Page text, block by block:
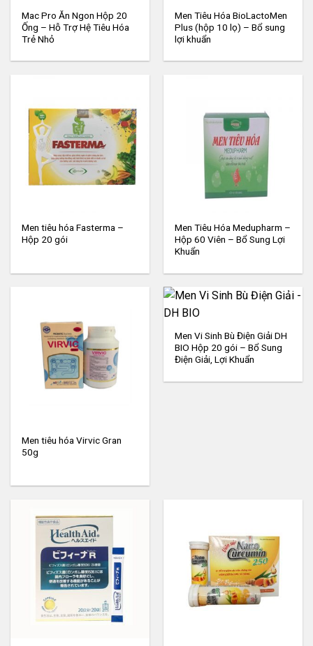
Mac Pro Ăn Ngon Hộp 20
Ống – Hỗ Trợ Hệ Tiêu Hóa
Trẻ Nhỏ
Men Tiêu Hóa BioLactoMen
Plus (hộp 10 lọ) – Bổ sung
lợi khuẩn
Men tiêu hóa Fasterma –
Hộp 20 gói
Men Tiêu Hóa Medupharm –
Hộp 60 Viên – Bổ Sung Lợi
Khuẩn
Men tiêu hóa Virvic Gran
50g
Men Vi Sinh Bù Điện Giải DH
BIO Hộp 20 gói – Bổ Sung
Điện Giải, Lợi Khuẩn